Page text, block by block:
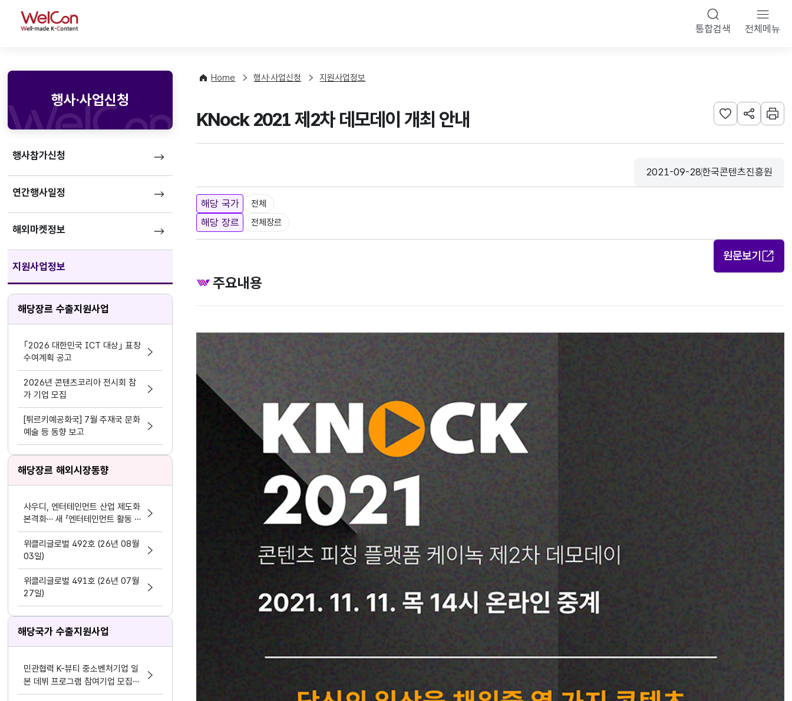
WelCon 통합검색 전체메뉴
행사·사업신청
행사참가신청
연간행사일정
해외마켓정보
지원사업정보
해당장르 수출지원사업
｢2026 대한민국 ICT 대상｣ 표창
수여계획 공고
2026년 콘텐츠코리아 전시회 참
가 기업 모집
[튀르키예공화국] 7월 주재국 문화
예술 등 동향 보고
해당장르 해외시장동향
사우디, 엔터테인먼트 산업 제도화
본격화… 새 「엔터테인먼트 활동 및
지원 활동법」 제정
위클리글로벌 492호 (26년 08월
03일)
위클리글로벌 491호 (26년 07월
27일)
해당국가 수출지원사업
민관협력 K-뷰티 중소벤처기업 일
본 데뷔 프로그램 참여기업 모집공
고
Home 행사·사업신청 지원사업정보
KNock 2021 제2차 데모데이 개최 안내 관심사 등록하기
URL 공유하
인쇄
등록일
2021-09-28
수집기관
한국콘텐츠진흥원
해당 국가 전체
해당 장르 전체장르
원문보기
주요내용